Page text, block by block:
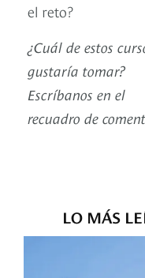
el reto?
¿Cuál de estos
gustaría tomar?
Escríbanos en el
recuadro de
LO MÁS